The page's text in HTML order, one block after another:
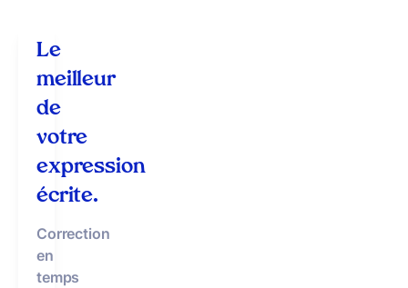
Le
meilleur
de
votre
expression
écrite.
Correction
en
temps